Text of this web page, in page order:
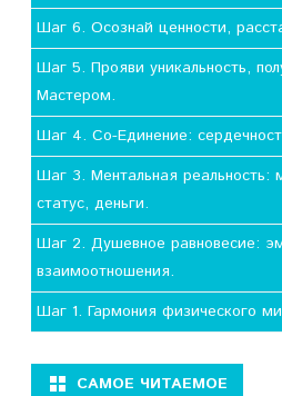
Шаг 6. Осознай ценности,
Шаг 5. Прояви уникальность,
Мастером.
Шаг 4. Со-Единение:
Шаг 3. Ментальная реальность:
статус, деньги.
Шаг 2. Душевное равновесие:
взаимоотношения.
Шаг 1. Гармония физического
САМОЕ ЧИТАЕМОЕ